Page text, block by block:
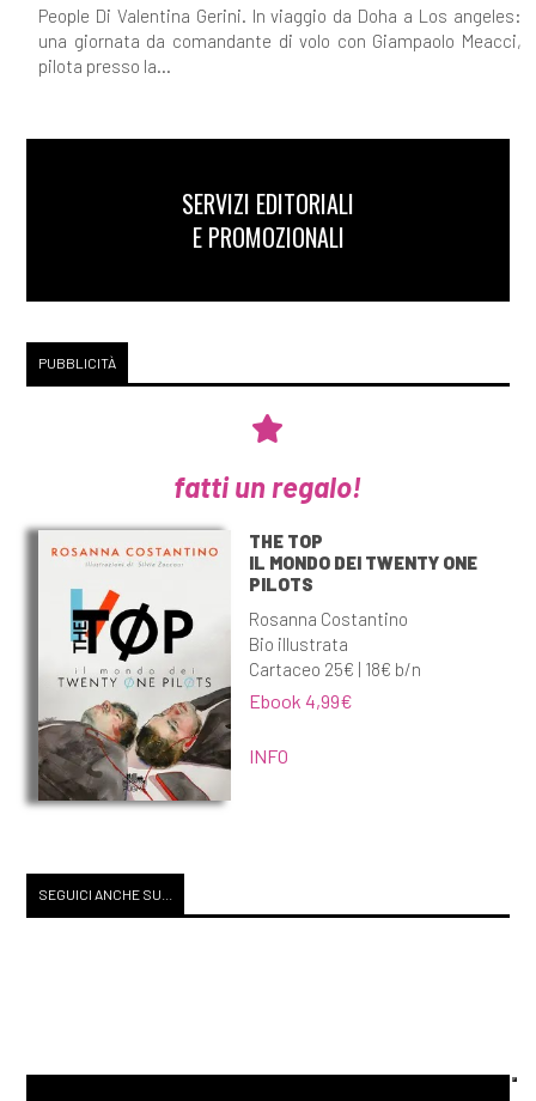
People Di Valentina Gerini. In viaggio da Doha a Los angeles:
una giornata da comandante di volo con Giampaolo Meacci,
pilota presso la...
SERVIZI EDITORIALI
E PROMOZIONALI
PUBBLICITÀ
fatti un regalo!
THE TOP
IL MONDO DEI TWENTY ONE
PILOTS
Rosanna Costantino
Bio illustrata
Cartaceo 25€ | 18€ b/n
Ebook 4,99€
INFO
SEGUICI ANCHE SU...